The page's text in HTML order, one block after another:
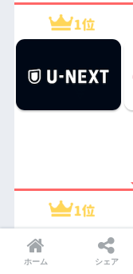
ホーム シェア